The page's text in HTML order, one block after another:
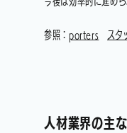
参照： porters スタ
人材業界の主